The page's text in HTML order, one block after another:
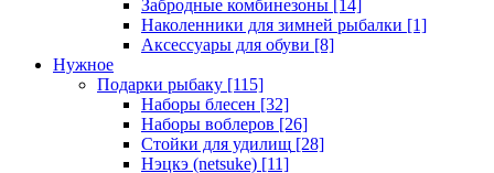
Забродные комбинезоны [14]
Наколенники для зимней рыбалки [1]
Аксессуары для обуви [8]
Нужное
Подарки рыбаку [115]
Наборы блесен [32]
Наборы воблеров [26]
Стойки для удилищ [28]
Нэцкэ (netsuke) [11]